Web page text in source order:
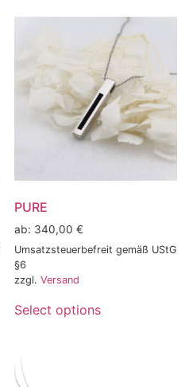
PURE
ab: 340,00 €
Umsatzsteuerbefreit gemäß UStG
§6
zzgl. Versand
Select options